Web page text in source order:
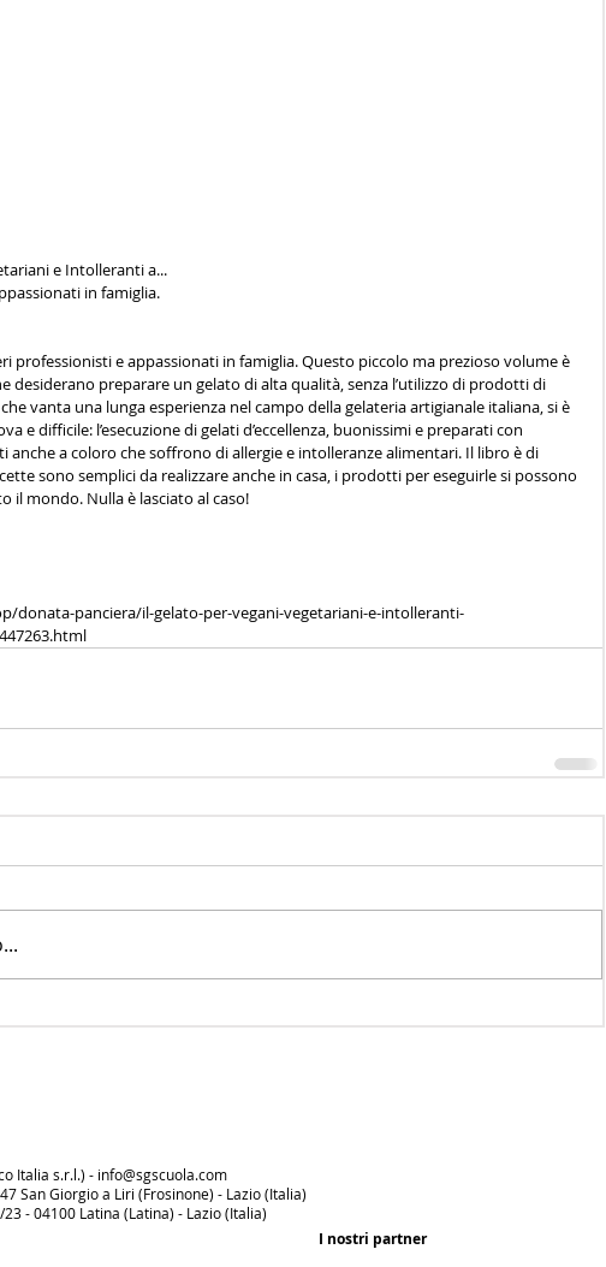
e Intolleranti a...
in famiglia.
professionisti e appassionati in famiglia. Questo piccolo ma prezioso volume è
desiderano preparare un gelato di alta qualità, senza l’utilizzo di prodotti di
vanta una lunga esperienza nel campo della gelateria artigianale italiana, si è
e difficile: l’esecuzione di gelati d’eccellenza, buonissimi e preparati con
anche a coloro che soffrono di allergie e intolleranze alimentari. Il libro è di
sono semplici da realizzare anche in casa, i prodotti per eseguirle si possono
il mondo. Nulla è lasciato al caso!
donata-panciera/il-gelato-per-vegani-vegetariani-e-intolleranti-
Italia s.r.l.) - info@sgscuola.com
San Giorgio a Liri (Frosinone) - Lazio (Italia)
- 04100 Latina (Latina) - Lazio (Italia)
I nostri partner